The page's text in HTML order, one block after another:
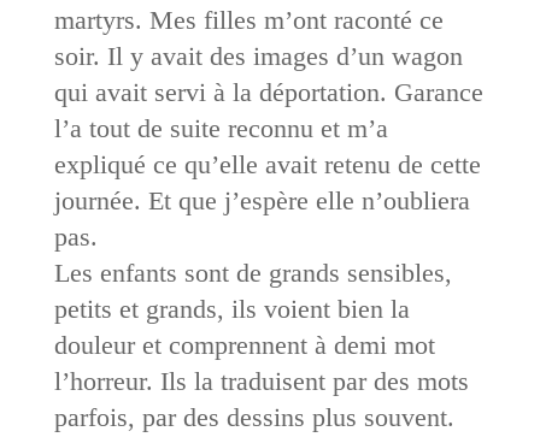
martyrs. Mes filles m’ont raconté ce
soir. Il y avait des images d’un wagon
qui avait servi à la déportation. Garance
l’a tout de suite reconnu et m’a
expliqué ce qu’elle avait retenu de cette
journée. Et que j’espère elle n’oubliera
pas.
Les enfants sont de grands sensibles,
petits et grands, ils voient bien la
douleur et comprennent à demi mot
l’horreur. Ils la traduisent par des mots
parfois, par des dessins plus souvent.